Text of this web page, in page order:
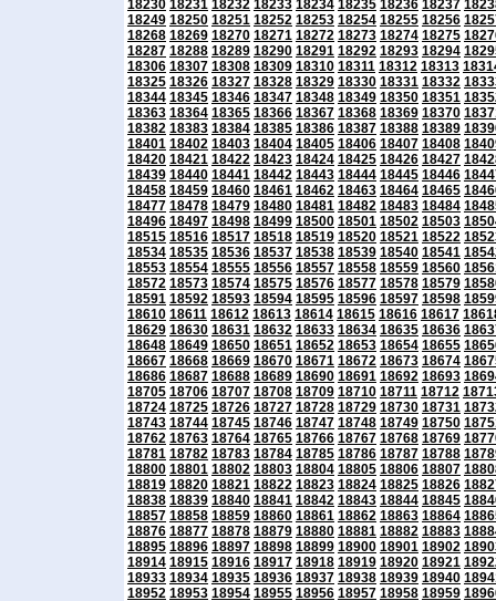
18230 18231 18232 18233 18234 18235 18236 18237
18249 18250 18251 18252 18253 18254 18255 18256
18268 18269 18270 18271 18272 18273 18274 18275
18287 18288 18289 18290 18291 18292 18293 18294
18306 18307 18308 18309 18310 18311 18312 18313
18325 18326 18327 18328 18329 18330 18331 18332
18344 18345 18346 18347 18348 18349 18350 18351
18363 18364 18365 18366 18367 18368 18369 18370
18382 18383 18384 18385 18386 18387 18388 18389
18401 18402 18403 18404 18405 18406 18407 18408
18420 18421 18422 18423 18424 18425 18426 18427
18439 18440 18441 18442 18443 18444 18445 18446
18458 18459 18460 18461 18462 18463 18464 18465
18477 18478 18479 18480 18481 18482 18483 18484
18496 18497 18498 18499 18500 18501 18502 18503
18515 18516 18517 18518 18519 18520 18521 18522
18534 18535 18536 18537 18538 18539 18540 18541
18553 18554 18555 18556 18557 18558 18559 18560
18572 18573 18574 18575 18576 18577 18578 18579
18591 18592 18593 18594 18595 18596 18597 18598
18610 18611 18612 18613 18614 18615 18616 18617
18629 18630 18631 18632 18633 18634 18635 18636
18648 18649 18650 18651 18652 18653 18654 18655
18667 18668 18669 18670 18671 18672 18673 18674
18686 18687 18688 18689 18690 18691 18692 18693
18705 18706 18707 18708 18709 18710 18711 18712
18724 18725 18726 18727 18728 18729 18730 18731
18743 18744 18745 18746 18747 18748 18749 18750
18762 18763 18764 18765 18766 18767 18768 18769
18781 18782 18783 18784 18785 18786 18787 18788
18800 18801 18802 18803 18804 18805 18806 18807
18819 18820 18821 18822 18823 18824 18825 18826
18838 18839 18840 18841 18842 18843 18844 18845
18857 18858 18859 18860 18861 18862 18863 18864
18876 18877 18878 18879 18880 18881 18882 18883
18895 18896 18897 18898 18899 18900 18901 18902
18914 18915 18916 18917 18918 18919 18920 18921
18933 18934 18935 18936 18937 18938 18939 18940
18952 18953 18954 18955 18956 18957 18958 18959